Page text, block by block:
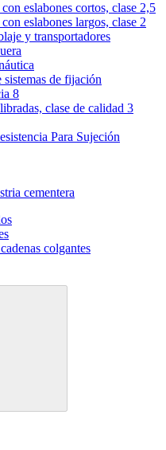
eslabones cortos, clase 2,5
eslabones largos, clase 2
y transportadores
sistemas de fijación
8
clase de calidad 3
Para Sujeción
cementera
colgantes